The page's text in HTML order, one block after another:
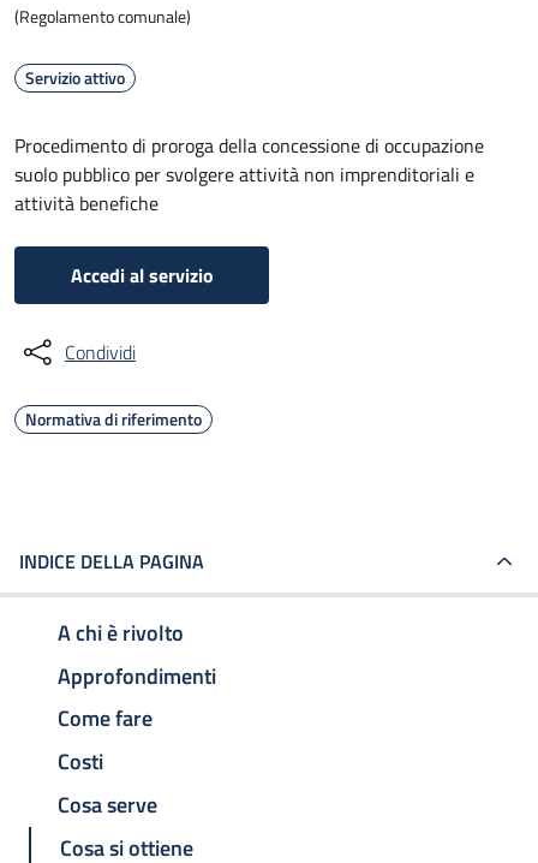
(Regolamento comunale)
Servizio attivo
Procedimento di proroga della concessione di occupazione
suolo pubblico per svolgere attività non imprenditoriali e
attività benefiche
Accedi al servizio
Condividi
Normativa di riferimento
INDICE DELLA PAGINA
A chi è rivolto
Approfondimenti
Come fare
Costi
Cosa serve
Cosa si ottiene